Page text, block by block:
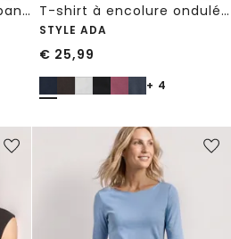
T-shirt à épaules tombantes avec découpe T-shirt à encolure ondulée, couleur unie
STYLE ADA
€ 25,99
+ 4